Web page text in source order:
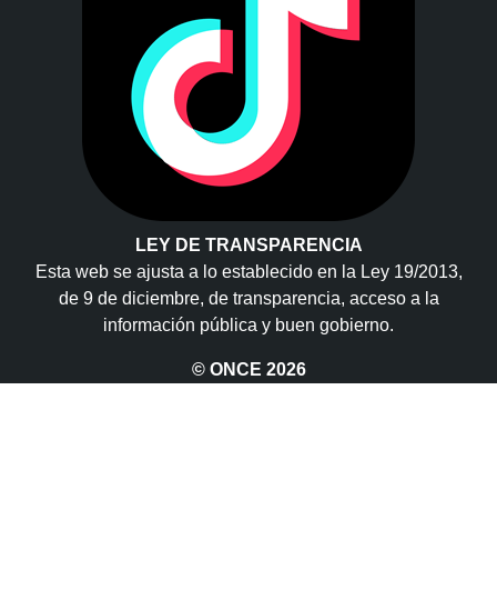
LEY DE TRANSPARENCIA
Esta web se ajusta a lo establecido en la Ley 19/2013,
de 9 de diciembre, de transparencia, acceso a la
información pública y buen gobierno.
© ONCE 2026